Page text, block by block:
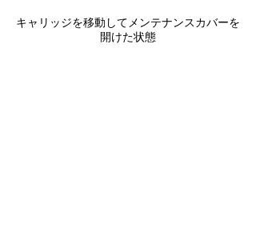
キャリッジを移動してメンテナンスカバーを
開けた状態